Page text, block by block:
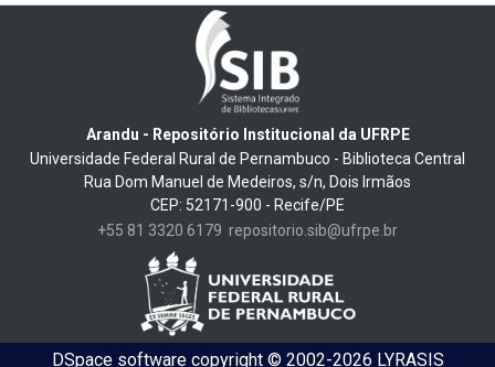
Arandu - Repositório Institucional da UFRPE
Universidade Federal Rural de Pernambuco - Biblioteca Central
Rua Dom Manuel de Medeiros, s/n, Dois Irmãos
CEP: 52171-900 - Recife/PE
+55 81 3320 6179 repositorio.sib@ufrpe.br
DSpace softwarecopyright © 2002-2026 LYRASIS